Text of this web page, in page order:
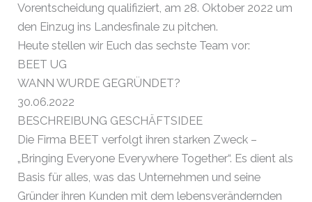
Vorentscheidung qualifiziert, am 28. Oktober 2022 um
den Einzug ins Landesfinale zu pitchen.
Heute stellen wir Euch das sechste Team vor:
BEET UG
WANN WURDE GEGRÜNDET?
30.06.2022
BESCHREIBUNG GESCHÄFTSIDEE
Die Firma BEET verfolgt ihren starken Zweck –
„Bringing Everyone Everywhere Together“. Es dient als
Basis für alles, was das Unternehmen und seine
Gründer ihren Kunden mit dem lebensverändernden